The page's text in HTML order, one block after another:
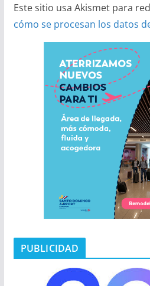
Este sitio usa Akismet para
cómo se procesan los datos
PUBLICIDAD